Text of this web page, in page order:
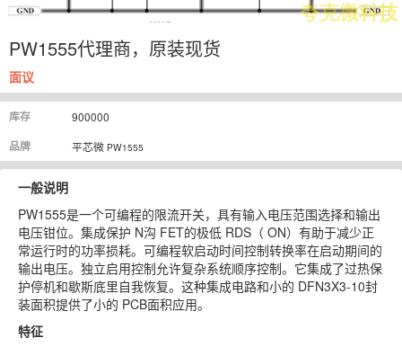
PW1555代理商，原装现货
面议
库存
900000
品牌
平芯微 PW1555
一般说明
PW1555是一个可编程的限流开关，具有输入电压范围选择和输出
电压钳位。集成保护 N沟 FET的极低 RDS （ ON）有助于减少正
常运行时的功率损耗。可编程软启动时间控制转换率在启动期间的
输出电压。独立启用控制允许复杂系统顺序控制。它集成了过热保
护停机和歇斯底里自我恢复。这种集成电路和小的 DFN3X3-10封
装面积提供了小的 PCB面积应用。
特征